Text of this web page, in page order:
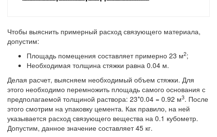
Чтобы выяснить примерный расход связующего материала,
допустим:
Площадь помещения составляет примерно 23 м2;
Необходимая толщина стяжки равна 0.04 м.
Делая расчет, выясняем необходимый объем стяжки. Для
этого необходимо перемножить площадь самого основания с
предполагаемой толщиной раствора: 23*0.04 = 0.92 м3. После
этого смотрим на упаковку цемента. Как правило, на ней
указывается расход связующего вещества на 0.1 кубометр.
Допустим, данное значение составляет 45 кг.